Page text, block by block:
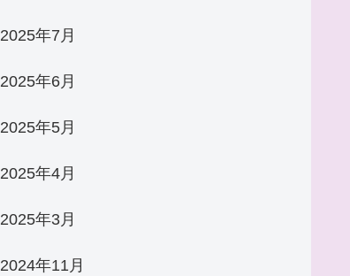
2025年7月
2025年6月
2025年5月
2025年4月
2025年3月
2024年11月